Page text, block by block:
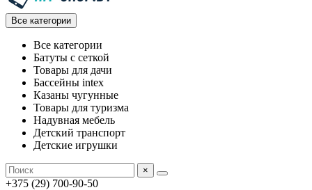
Все категории
Все категории
Батуты с сеткой
Товары для дачи
Бассейны intex
Казаны чугунные
Товары для туризма
Надувная мебель
Детский транспорт
Детские игрушки
×
+375 (29) 700-90-50